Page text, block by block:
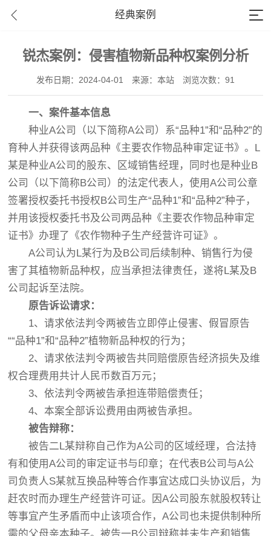
经典案例
锐杰案例：侵害植物新品种权案例分析
发布日期：2024-04-01 来源：本站 浏览次数：91
一、案件基本信息
种业A公司（以下简称A公司）系“品种1”和“品种2”的
育种人并获得该两品种《主要农作物品种审定证书》。L
某是种业A公司的股东、区域销售经理，同时也是种业B
公司（以下简称B公司）的法定代表人，使用A公司公章
签署授权委托书授权B公司生产“品种1”和“品种2”种子，
并用该授权委托书及公司两品种《主要农作物品种审定
证书》办理了《农作物种子生产经营许可证》。
A公司认为L某行为及B公司后续制种、销售行为侵
害了其植物新品种权，应当承担法律责任，遂将L某及B
公司起诉至法院。
原告诉讼请求：
1、请求依法判令两被告立即停止侵害、假冒原告
““品种1”和“品种2”植物新品种权的行为；
2、请求依法判令两被告共同赔偿原告经济损失及维
权合理费用共计人民币数百万元；
3、依法判令两被告承担连带赔偿责任；
4、本案全部诉讼费用由两被告承担。
被告辩称：
被告二L某辩称自己作为A公司的区域经理，合法持
有和使用A公司的审定证书与印章；在代表B公司与A公
司负责人S某就互换品种等合作事宜达成口头协议后，为
赶农时而办理生产经营许可证。因A公司股东就股权转让
等事宜产生矛盾而中止该项合作，A公司也未提供制种所